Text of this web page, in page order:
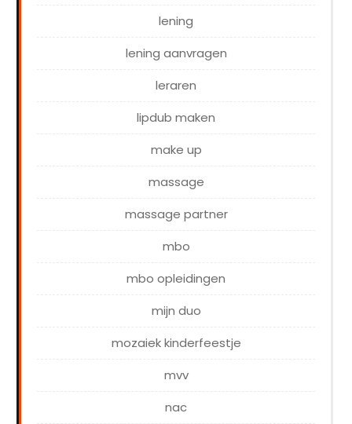
lening
lening aanvragen
leraren
lipdub maken
make up
massage
massage partner
mbo
mbo opleidingen
mijn duo
mozaiek kinderfeestje
mvv
nac